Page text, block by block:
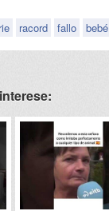
racord fallo bebé